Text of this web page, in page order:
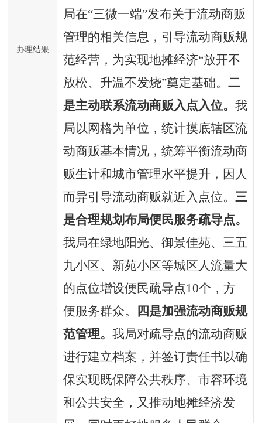
办理结果
局在“三微一端”发布关于流动商贩
管理的相关信息，引导流动商贩规
范经营，为实现地摊经济“放开不
放松、升温不发烧”奠定基础。二
是主动联系流动商贩入点入位。我
局以网格为单位，统计摸底辖区流
动商贩基本情况，统筹平衡流动商
贩生计和城市管理水平提升，因人
而异引导流动商贩就近入点位。三
是合理规划布局便民服务疏导点。
我局在绿地阳光、御景佳苑、三五
九小区、新苑小区等城区人流量大
的点位增设便民疏导点10个，方
便服务群众。
四是加强流动商贩规
范管理。我局对疏导点的流动商贩
进行建立档案，并签订责任书以确
保实现既保障公共秩序、市容环境
和公共安全，又推动地摊经济发